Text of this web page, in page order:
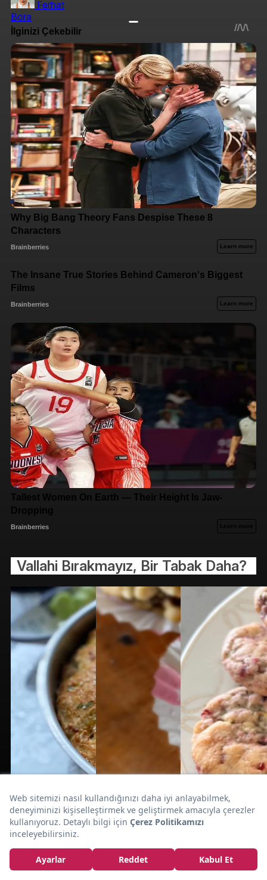
Orta Avrupa'dan Geldi:Trdelnik
Tarifi
Ferhat
Bora
Vallahi Bırakmayız, Bir Tabak Daha?
1 saat
ÇÖREK
Pazar
15dk
ATIŞTIRMALIK
15dk
TATLI
KURABİYE